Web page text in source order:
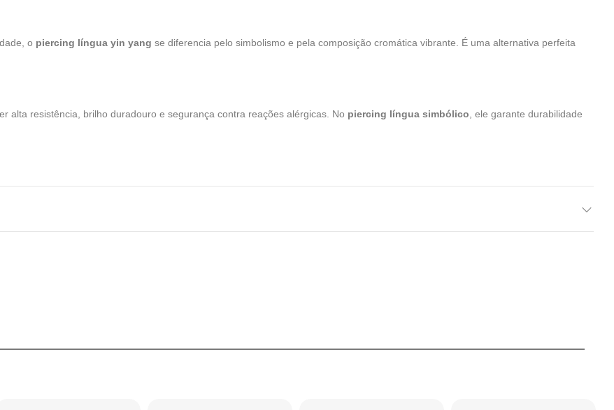
o piercing língua yin yang se diferencia pelo simbolismo e pela composição cromática vibrante. É uma alternativa perfeita
alta resistência, brilho duradouro e segurança contra reações alérgicas. No piercing língua simbólico , ele garante durabilidade